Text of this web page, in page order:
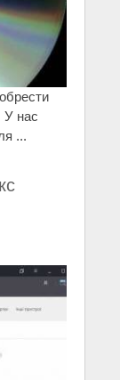
У нас
...